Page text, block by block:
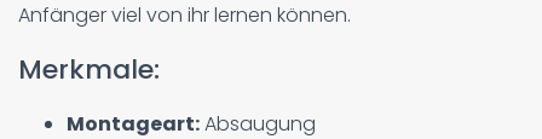
Anfänger viel von ihr lernen können.
Merkmale:
Montageart:Absaugung